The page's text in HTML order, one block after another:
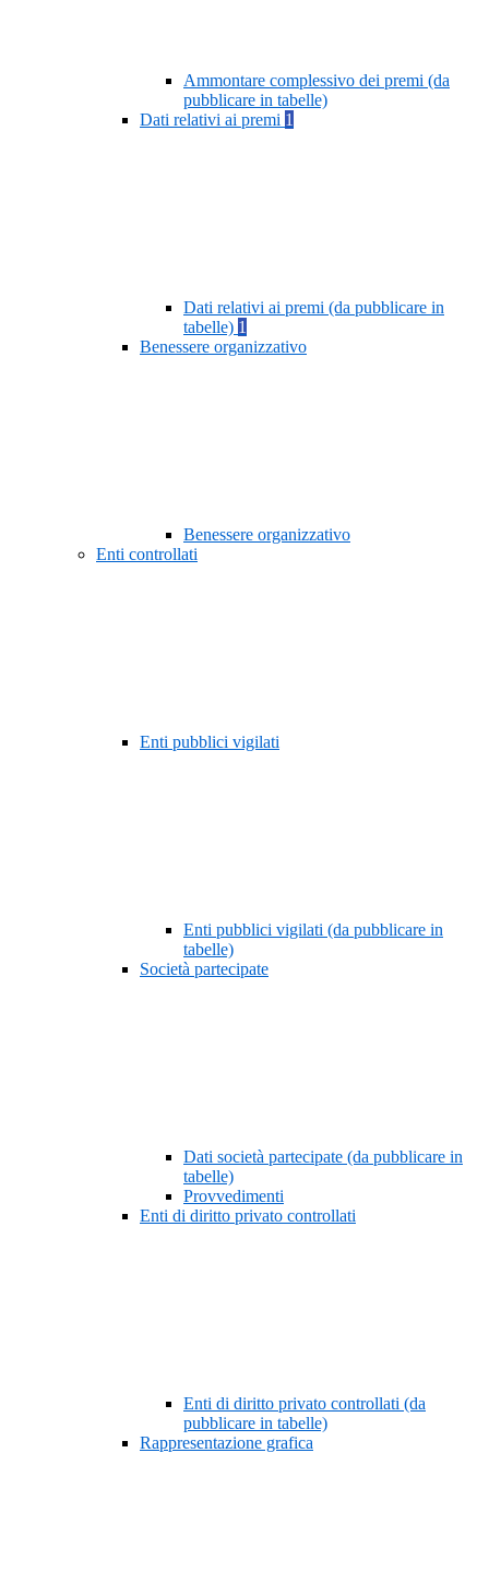
Ammontare complessivo dei premi (da
pubblicare in tabelle)
Dati relativi ai premi 1
Dati relativi ai premi (da pubblicare in
tabelle) 1
Benessere organizzativo
Benessere organizzativo
Enti controllati
Enti pubblici vigilati
Enti pubblici vigilati (da pubblicare in
tabelle)
Società partecipate
Dati società partecipate (da pubblicare in
tabelle)
Provvedimenti
Enti di diritto privato controllati
Enti di diritto privato controllati (da
pubblicare in tabelle)
Rappresentazione grafica